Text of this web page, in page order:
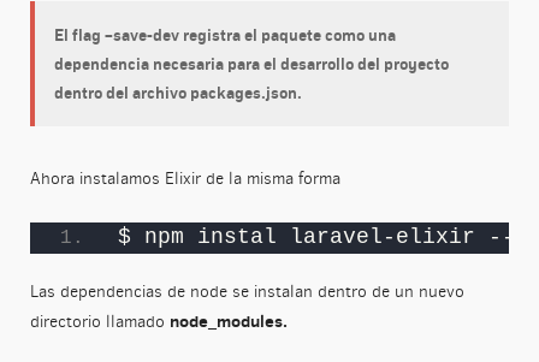
El flag –save-dev registra el paquete como una
dependencia necesaria para el desarrollo del proyecto
dentro del archivo packages.json.
Ahora instalamos Elixir de la misma forma
$ npm instal laravel-elixir --
Las dependencias de node se instalan dentro de un nuevo
directorio llamado node_modules.